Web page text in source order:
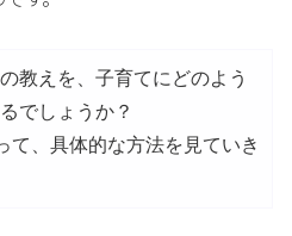
教えを、子育てにどのよう
でしょうか？
て、具体的な方法を見ていき